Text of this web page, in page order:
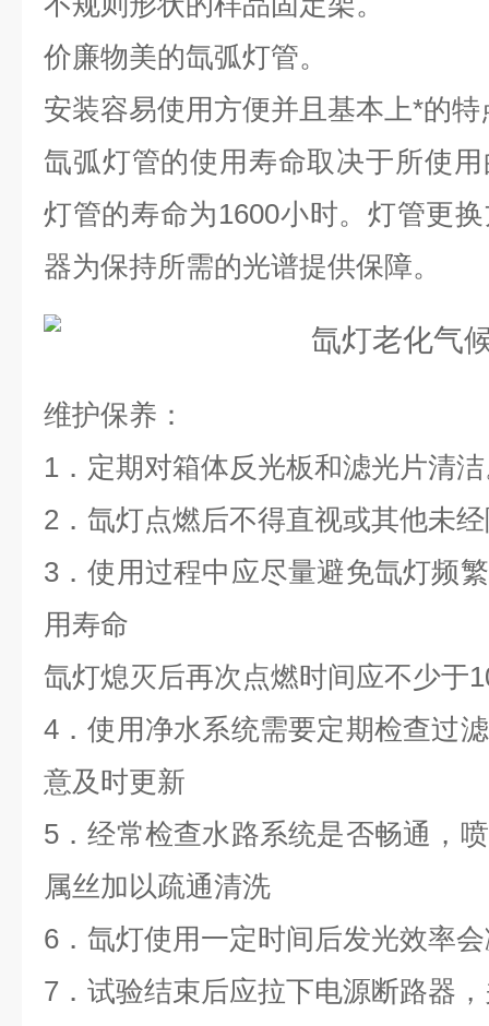
价廉物美的氙弧灯管。
安装容易使用方便并且基本上*的特
氙弧灯管的使用寿命取决于所使
灯管的寿命为1600小时。灯管更
器为保持所需的光谱提供保障。
维护保养：
1．定期对箱体反光板和滤光片清
2．氙灯点燃后不得直视或其他未
3．使用过程中应尽量避免氙灯频
用寿命
氙灯熄灭后再次点燃时间应不少于
4．使用净水系统需要定期检查过
意及时更新
5．经常检查水路系统是否畅通，
属丝加以疏通清洗
6．氙灯使用一定时间后发光效率
7．试验结束后应拉下电源断路器